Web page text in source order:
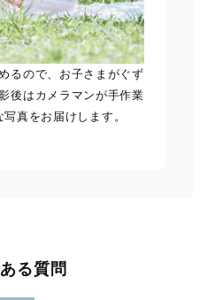
るので、お子さまがぐず
後はカメラマンが手作業
真をお届けします。
る質問